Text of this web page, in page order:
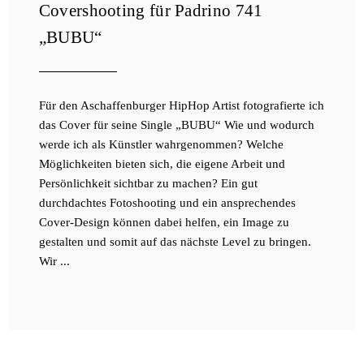
Covershooting für Padrino 741
„BUBU“
Für den Aschaffenburger HipHop Artist fotografierte ich
das Cover für seine Single „BUBU“ Wie und wodurch
werde ich als Künstler wahrgenommen? Welche
Möglichkeiten bieten sich, die eigene Arbeit und
Persönlichkeit sichtbar zu machen? Ein gut
durchdachtes Fotoshooting und ein ansprechendes
Cover-Design können dabei helfen, ein Image zu
gestalten und somit auf das nächste Level zu bringen.
Wir ...